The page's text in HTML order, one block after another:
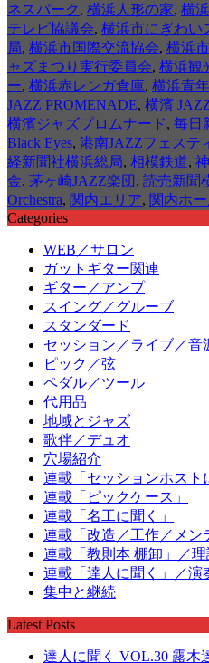
ネスパーク , 横浜人形の家, 横
テレビ協議会, 横浜市にぎわい
局, 横浜市国際交流協会, 横浜
ャズまつり実行委員会, 横浜観
ー, 横浜赤レンガ倉庫, 横浜青
JAZZ PROMENADE, 横濱
横濱ジャズプロムナード, 毎日
Black Eyes, 港南JAZZフェステ
経新聞社横浜総局, 相模鉄道,
金, 茅ヶ崎JAZZ楽団 , 読売新聞
Orchestra, 関内エリア, 関内ホ
Categories
WEB／サロン
ガットギター関連
ギター／アンプ
スイング／グルーブ
スタンダード
セッション／ライブ／音
ピック／弦
ペダル／ツール
代用品
地域とジャズ
歌伴／デュオ
穴場紹介
連載「セッションホスト
連載「ピックケース」
連載「名工に聞く」
連載「改造／工作／メン
連載「教則本 棚卸」／
連載「達人に聞く」／演
集中と継続
Latest Posts
達人に聞く VOL.30 露木